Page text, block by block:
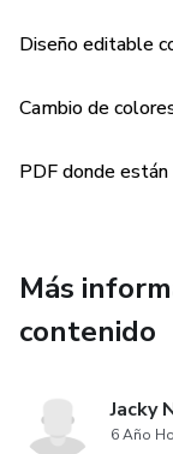
Diseño editable
Cambio de
PDF donde
Más
contenido
Jacky
6 Año